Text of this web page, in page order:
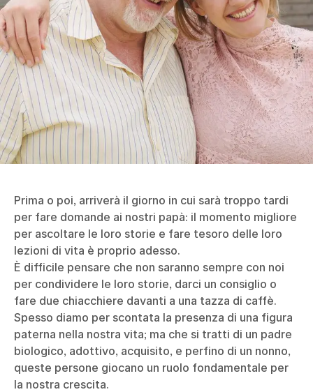
Prima o poi, arriverà il giorno in cui sarà troppo tardi
per fare domande ai nostri papà: il momento migliore
per ascoltare le loro storie e fare tesoro delle loro
lezioni di vita è proprio adesso.
È difficile pensare che non saranno sempre con noi
per condividere le loro storie, darci un consiglio o
fare due chiacchiere davanti a una tazza di caffè.
Spesso diamo per scontata la presenza di una figura
paterna nella nostra vita; ma che si tratti di un padre
biologico, adottivo, acquisito, e perfino di un nonno,
queste persone giocano un ruolo fondamentale per
la nostra crescita.